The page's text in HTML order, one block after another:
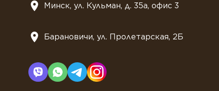
Минск, ул. Кульман, д. 35а, офис 3
Барановичи, ул. Пролетарская, 2Б